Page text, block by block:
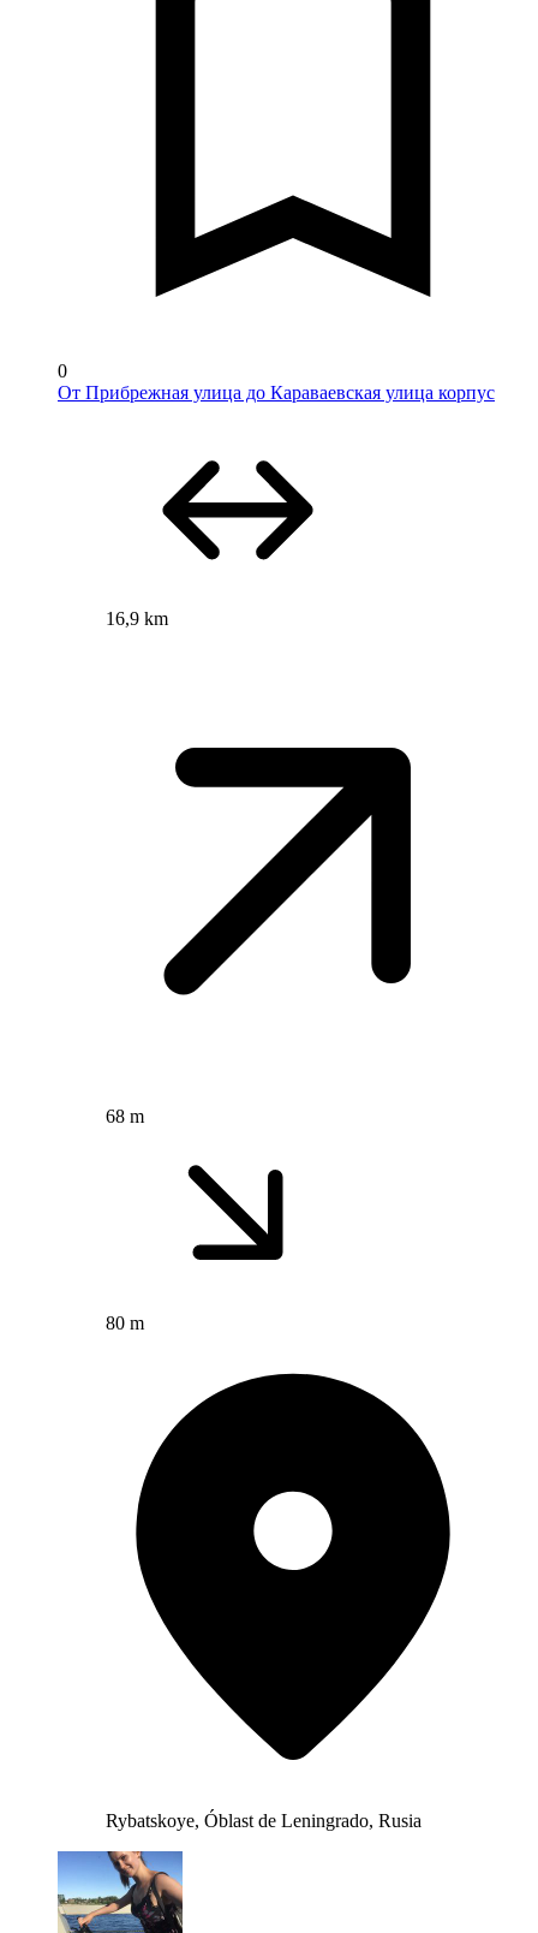
0
От Прибрежная улица до Караваевская улица корпус
16,9 km
68 m
80 m
Rybatskoye, Óblast de Leningrado, Rusia